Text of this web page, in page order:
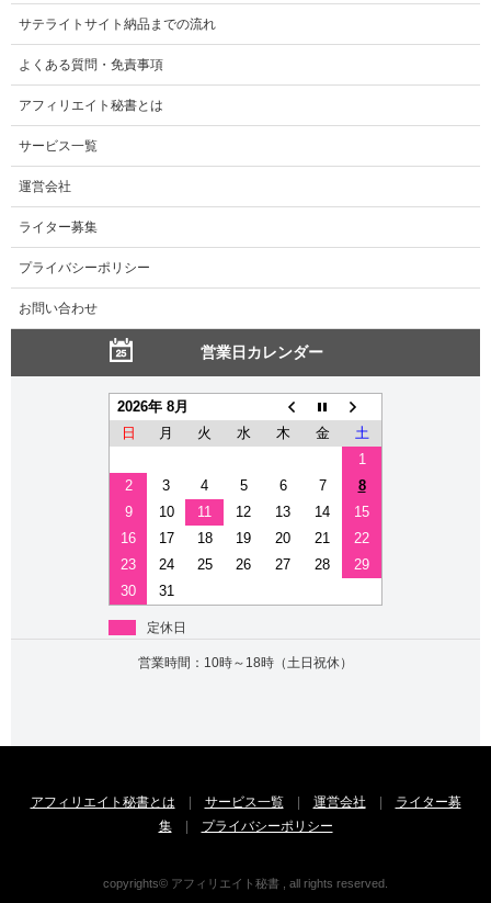
サテライトサイト納品までの流れ
よくある質問・免責事項
アフィリエイト秘書とは
サービス一覧
運営会社
ライター募集
プライバシーポリシー
お問い合わせ
営業日カレンダー
2026年 8月
日
月 火 水 木 金
土
1
2
3 4 5 6 7
8
9
10 11 12 13 14
15
16
17 18 19 20 21
22
23
24 25 26 27 28
29
30
31
定休日
営業時間：10時～18時（土日祝休）
アフィリエイト秘書とは | サービス一覧| 運営会社 |
ライター募
集| プライバシーポリシー
copyrights© アフィリエイト秘書 , all rights reserved.